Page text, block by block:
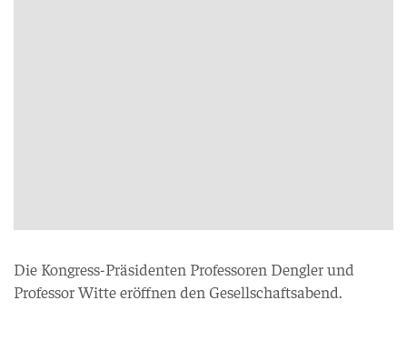
Die Kongress-Präsidenten Professoren Dengler und
Professor Witte eröffnen den Gesellschaftsabend.